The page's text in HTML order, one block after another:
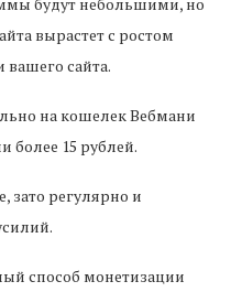
вырастет с ростом
сайта.
на кошелек Вебмани
более 15 рублей.
зато регулярно и
способ монетизации